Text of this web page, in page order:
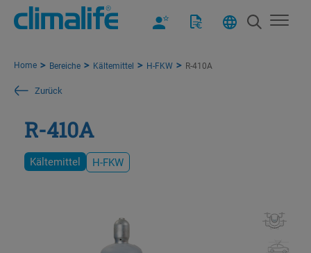
Home Bereiche Kältemittel H-FKW R-410A
Zurück
R-410A
Kältemittel H-FKW